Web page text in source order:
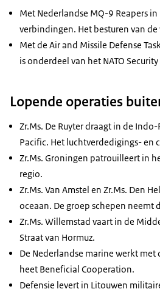
Met Nederlandse MQ-9 Reapers
verbindingen. Het besturen van
Met de Air and Missile Defense
is onderdeel van het NATO
Lopende operaties
Zr.Ms. De Ruyter draagt in de
Pacific. Het luchtverdedigings-
Zr.Ms. Groningen patrouilleert in
regio.
Zr.Ms. Van Amstel en Zr.Ms. Den
oceaan. De groep schepen
Zr.Ms. Willemstad vaart in de
Straat van Hormuz.
De Nederlandse marine werkt
heet Beneficial Cooperation.
Defensie levert in Litouwen